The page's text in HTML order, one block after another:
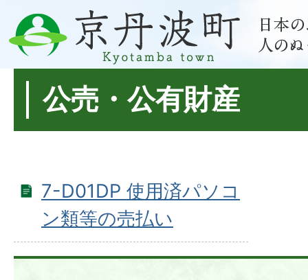
公売・公有財産
7-D01DP 使用済パソコ
ン類等の売払い